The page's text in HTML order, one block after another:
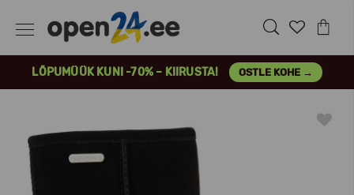
LÕPUMÜÜK KUNI -70% – KIIRUSTA! OSTLE KOHE →